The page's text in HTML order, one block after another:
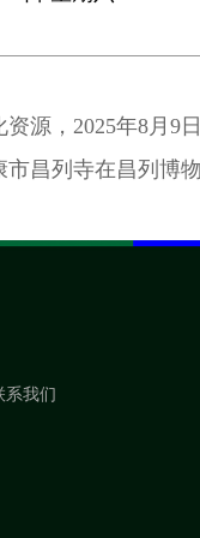
源，2025年8月9
昌列寺在昌列博
系我们